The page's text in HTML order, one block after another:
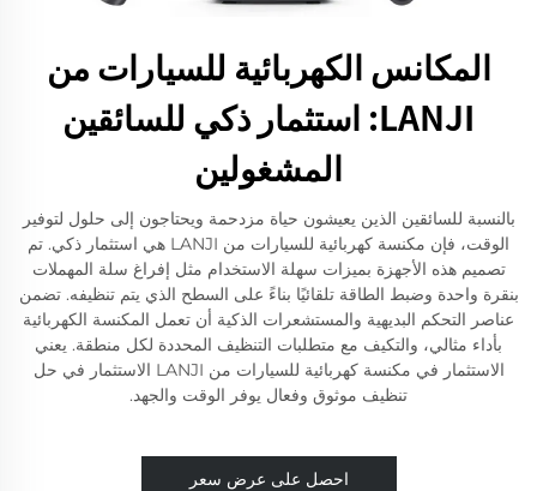
المكانس الكهربائية للسيارات من
LANJI: استثمار ذكي للسائقين
المشغولين
بالنسبة للسائقين الذين يعيشون حياة مزدحمة ويحتاجون إلى حلول لتوفير
الوقت، فإن مكنسة كهربائية للسيارات من LANJI هي استثمار ذكي. تم
تصميم هذه الأجهزة بميزات سهلة الاستخدام مثل إفراغ سلة المهملات
بنقرة واحدة وضبط الطاقة تلقائيًا بناءً على السطح الذي يتم تنظيفه. تضمن
عناصر التحكم البديهية والمستشعرات الذكية أن تعمل المكنسة الكهربائية
بأداء مثالي، والتكيف مع متطلبات التنظيف المحددة لكل منطقة. يعني
الاستثمار في مكنسة كهربائية للسيارات من LANJI الاستثمار في حل
تنظيف موثوق وفعال يوفر الوقت والجهد.
احصل على عرض سعر